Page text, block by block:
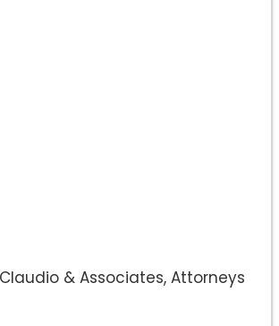
& Associates, Attorneys